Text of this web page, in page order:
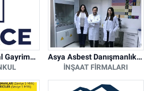
TEKCE ® | Global Gayrimenkul Şirketi Asya Asbest Danışmanlık - Asbest Söküm ve Asbest Raporu
İNŞAAT FIRMALARI